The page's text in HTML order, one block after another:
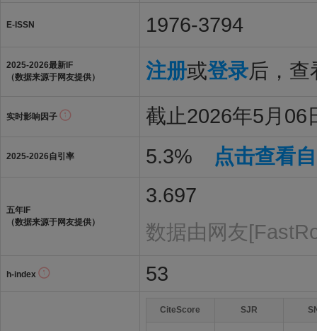
E-ISSN 1976-3794
2025-2026最新IF
（数据来源于网友提供）
注册或登录后，查
实时影响因子 截止2026年5月06
2025-2026自引率 5.3% 点击查看
五年IF
（数据来源于网友提供）
3.697
数据由网友
h-index 53
CiteScore SJR